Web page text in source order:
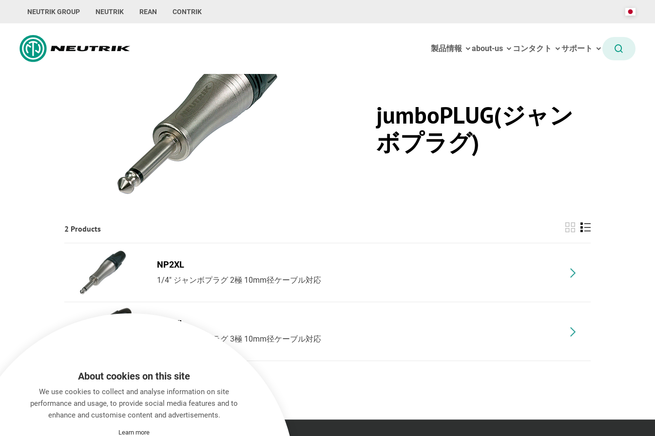
NEUTRIK GROUP NEUTRIK REAN CONTRIK
製品情報 about-us コンタクト サポート
jumboPLUG(ジャン
ボプラグ)
2 Products
NP2XL
1/4" ジャンボプラグ 2極 10mm径ケーブル対応
NP3XL
1/4" ジャンボプラグ 3極 10mm径ケーブル対応
About cookies on this site
We use cookies to collect and analyse information on site
performance and usage, to provide social media features and to
enhance and customise content and advertisements.
Learn more